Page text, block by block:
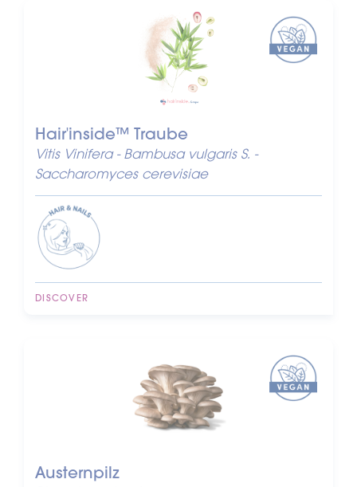
Hair'inside™ Traube
Vitis Vinifera - Bambusa vulgaris S. -
Saccharomyces cerevisiae
DISCOVER
Austernpilz